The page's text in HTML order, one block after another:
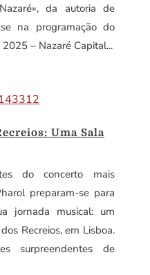
da autoria de
na programação do
– Nazaré Capital...
Uma Sala
do concerto mais
preparam-se para
jornada musical: um
Recreios, em Lisboa.
surpreendentes de